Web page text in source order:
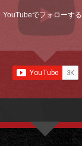
YouTubeでフォローす